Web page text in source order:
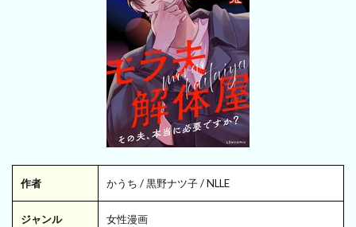
作者 かうち / 黒野ナツ子 / NLLE
ジャンル 女性漫画